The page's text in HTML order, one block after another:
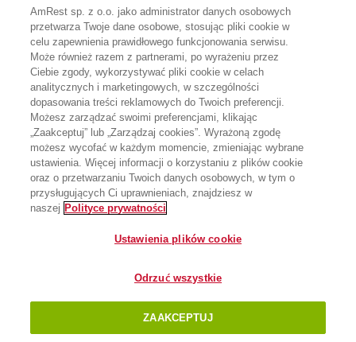
AmRest sp. z o.o. jako administrator danych osobowych
przetwarza Twoje dane osobowe, stosując pliki cookie w
celu zapewnienia prawidłowego funkcjonowania serwisu.
Może również razem z partnerami, po wyrażeniu przez
Ciebie zgody, wykorzystywać pliki cookie w celach
analitycznych i marketingowych, w szczególności
dopasowania treści reklamowych do Twoich preferencji.
Możesz zarządzać swoimi preferencjami, klikając
„Zaakceptuj” lub „Zarządzaj cookies”. Wyrażoną zgodę
możesz wycofać w każdym momencie, zmieniając wybrane
ustawienia. Więcej informacji o korzystaniu z plików cookie
oraz o przetwarzaniu Twoich danych osobowych, w tym o
przysługujących Ci uprawnieniach, znajdziesz w
naszej Polityce prywatności
Ustawienia plików cookie
Odrzuć wszystkie
ZAAKCEPTUJ